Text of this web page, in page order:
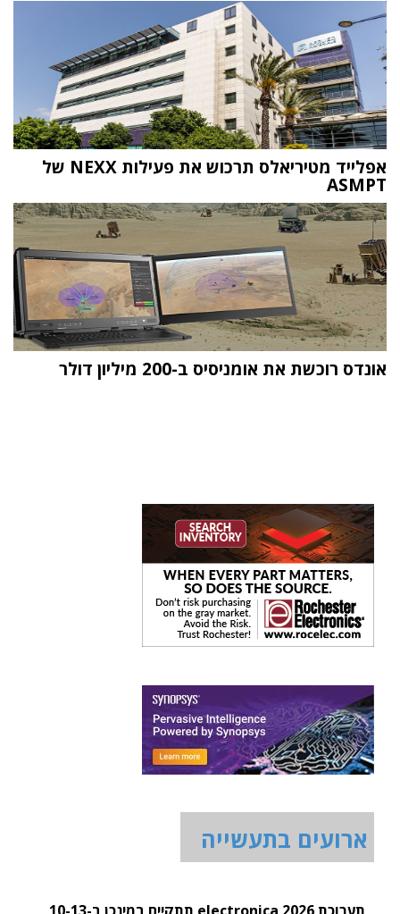
אפלייד מטיריאלס תרכוש את פעילות NEXX של
ASMPT
אונדס רוכשת את אומניסיס ב-200 מיליון דולר
ארועים בתעשייה